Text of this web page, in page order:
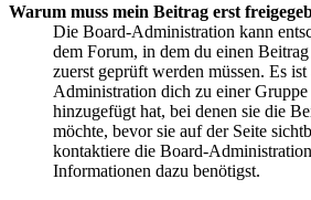
Warum muss mein Beitrag erst
Die Board-Administration kann
dem Forum, in dem du einen
zuerst geprüft werden müssen. Es
Administration dich zu einer
hinzugefügt hat, bei denen sie die
möchte, bevor sie auf der Seite
kontaktiere die Board-
Informationen dazu benötigst.